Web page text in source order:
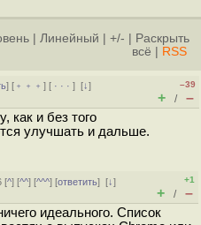
Линейный +/-
Раскрыть
всё
RSS
] [ ﹢﹢﹢] [ · · ·][↓]
–39
+ / –
как и без того
улучшать и дальше.
[^] [^^] [^^^] [ответить][↓]
+1
+ / –
идеального. Список